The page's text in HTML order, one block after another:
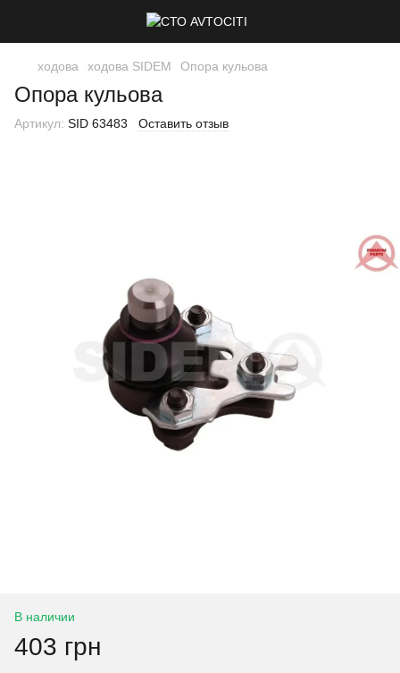
ходова ходова SIDEM Опора кульова
Опора кульова
Артикул: SID 63483 Оставить отзыв
В наличии
403 грн